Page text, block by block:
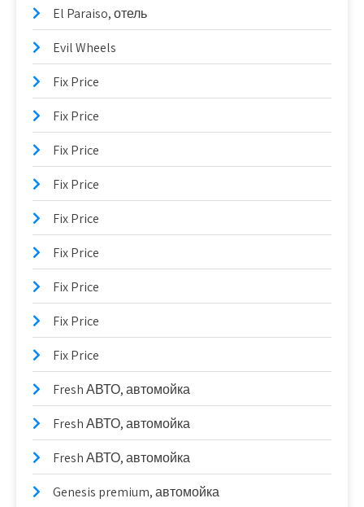
El Paraiso, отель
Evil Wheels
Fix Price
Fix Price
Fix Price
Fix Price
Fix Price
Fix Price
Fix Price
Fix Price
Fix Price
Fresh АВТО, автомойка
Fresh АВТО, автомойка
Fresh АВТО, автомойка
Genesis premium, автомойка